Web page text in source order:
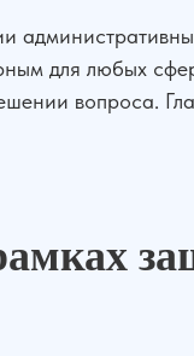
для любых
вопроса.